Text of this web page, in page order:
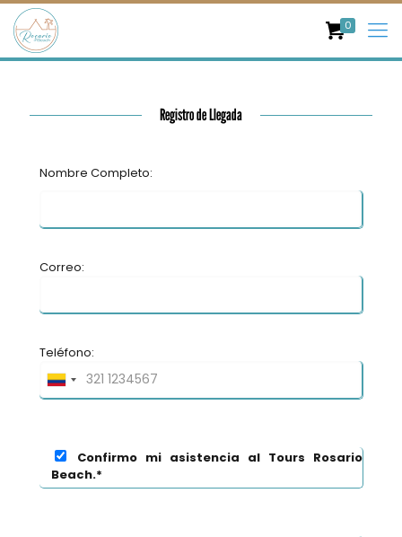
0
Registro de Llegada
Nombre Completo:
Correo:
Teléfono:
Confirmo mi asistencia al Tours Rosario
Beach.*